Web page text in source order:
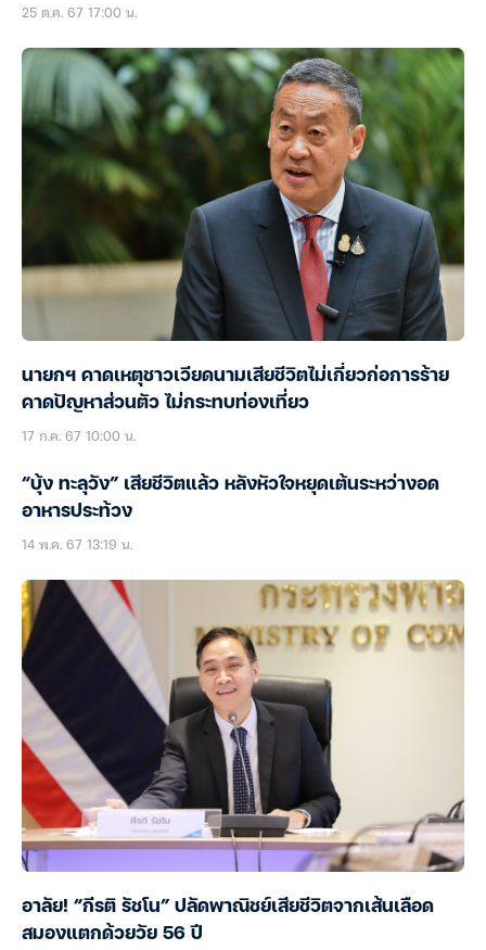
25 ต.ค. 67 17:00 น.
นายกฯ คาดเหตุชาวเวียดนามเสียชีวิตไม่เกี่ยวก่อการร้าย
คาดปัญหาส่วนตัว ไม่กระทบท่องเที่ยว
17 ก.ค. 67 10:00 น.
“บุ้ง ทะลุวัง” เสียชีวิตแล้ว หลังหัวใจหยุดเต้นระหว่างอด
อาหารประท้วง
14 พ.ค. 67 13:19 น.
อาลัย! “กีรติ รัชโน” ปลัดพาณิชย์เสียชีวิตจากเส้นเลือด
สมองแตกด้วยวัย 56 ปี